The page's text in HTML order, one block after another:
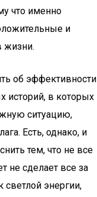
что именно
и
жизни.
об эффективности
историй, в которых
ситуацию,
Есть, однако, и
тем, что не все
не сделает все за
энергии,